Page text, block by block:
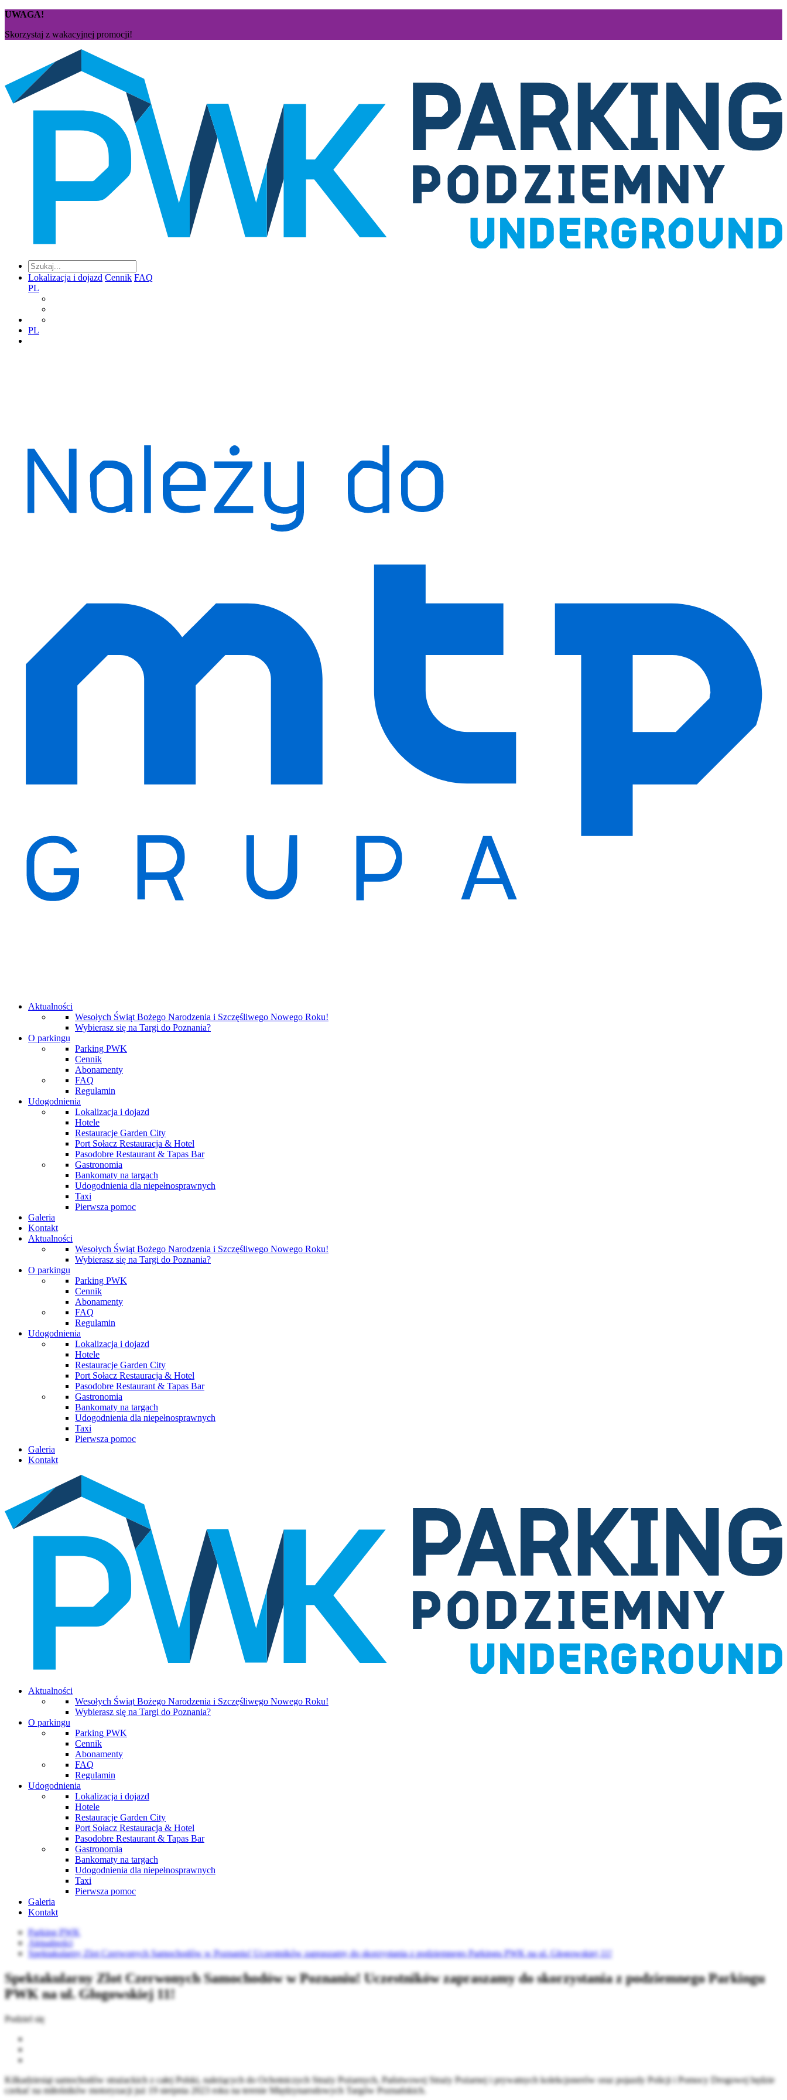
UWAGA!
Skorzystaj z wakacyjnej promocji!
Lokalizacja i dojazd Cennik FAQ
PL
PL
Aktualności
Wesołych Świąt Bożego Narodzenia i Szczęśliwego Nowego Roku!
Wybierasz się na Targi do Poznania?
O parkingu
Parking PWK
Cennik
Abonamenty
FAQ
Regulamin
Udogodnienia
Lokalizacja i dojazd
Hotele
Restauracje Garden City
Port Sołacz Restauracja & Hotel
Pasodobre Restaurant & Tapas Bar
Gastronomia
Bankomaty na targach
Udogodnienia dla niepełnosprawnych
Taxi
Pierwsza pomoc
Galeria
Kontakt
Aktualności
Wesołych Świąt Bożego Narodzenia i Szczęśliwego Nowego Roku!
Wybierasz się na Targi do Poznania?
O parkingu
Parking PWK
Cennik
Abonamenty
FAQ
Regulamin
Udogodnienia
Lokalizacja i dojazd
Hotele
Restauracje Garden City
Port Sołacz Restauracja & Hotel
Pasodobre Restaurant & Tapas Bar
Gastronomia
Bankomaty na targach
Udogodnienia dla niepełnosprawnych
Taxi
Pierwsza pomoc
Galeria
Kontakt
Aktualności
Wesołych Świąt Bożego Narodzenia i Szczęśliwego Nowego Roku!
Wybierasz się na Targi do Poznania?
O parkingu
Parking PWK
Cennik
Abonamenty
FAQ
Regulamin
Udogodnienia
Lokalizacja i dojazd
Hotele
Restauracje Garden City
Port Sołacz Restauracja & Hotel
Pasodobre Restaurant & Tapas Bar
Gastronomia
Bankomaty na targach
Udogodnienia dla niepełnosprawnych
Taxi
Pierwsza pomoc
Galeria
Kontakt
Parking PWK
Aktualności
Spektakularny Zlot Czerwonych Samochodów w Poznaniu! Uczestników zapraszamy do skorzystania z podziemnego Parkingu PWK na ul. Głogowskiej 11!
Spektakularny Zlot Czerwonych Samochodów w Poznaniu! Uczestników zapraszamy do skorzystania z podziemnego Parkingu
PWK na ul. Głogowskiej 11!
Podziel się
Kilkadziesiąt samochodów strażackich z całej Polski, należących do Ochotniczych Straży Pożarnych, Państwowej Straży Pożarnej i prywatnych kolekcjonerów oraz pojazdy Policji i Pomocy Drogowej będzie
czekać na miłośników motoryzacji już 19 sierpnia 2023 roku na terenie Międzynarodowych Targów Poznańskich.